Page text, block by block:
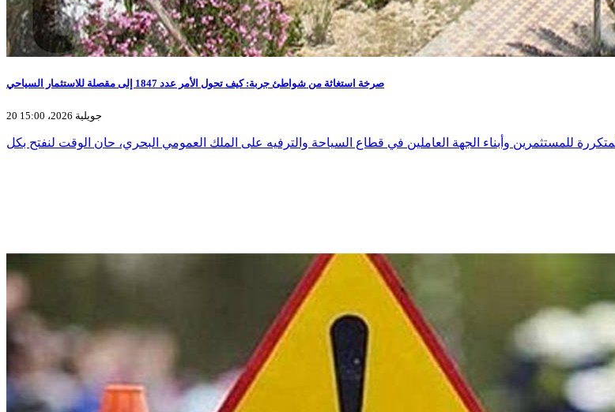
صرخة استغاثة من شواطئ جربة: كيف تحول الأمر عدد 1847 إلى مقصلة للاستثمار السياحي
20 جويلية 2026، 15:00